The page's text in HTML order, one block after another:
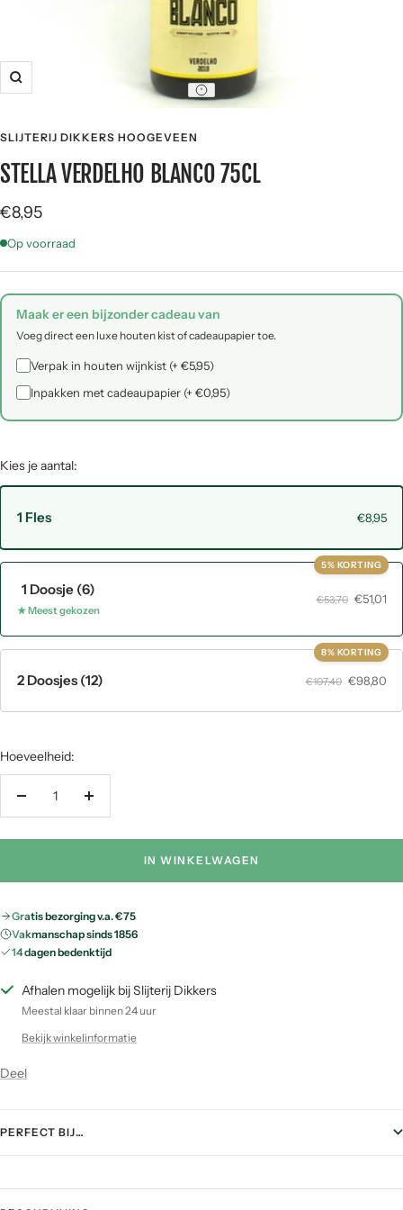
SLIJTERIJ DIKKERS HOOGEVEEN
STELLA VERDELHO BLANCO 75CL
Verkoopprijs
€8,95
Op voorraad
Maak er een bijzonder cadeau van
Voeg direct een luxe houten kist of cadeaupapier toe.
Verpak in houten wijnkist (+ €5,95)
Inpakken met cadeaupapier (+ €0,95)
Kies je aantal:
1 Fles €8,95
5% KORTING
1 Doosje (6)
★ Meest gekozen
€53,70 €51,01
8% KORTING
2 Doosjes (12) €107,40 €98,80
Hoeveelheid:
HoeveelheidHoeveelheid
IN WINKELWAGEN
Gratis bezorging v.a. €75
Vakmanschap sinds 1856
14 dagen bedenktijd
Afhalen mogelijk bij Slijterij Dikkers
Meestal klaar binnen 24 uur
Bekijk winkelinformatie
Deel
PERFECT BIJ…